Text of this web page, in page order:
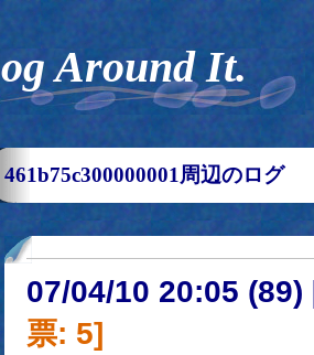
Log Around It.
461b75c300000001周辺のログ
07/04/10 20:05 (89)
票: 5]